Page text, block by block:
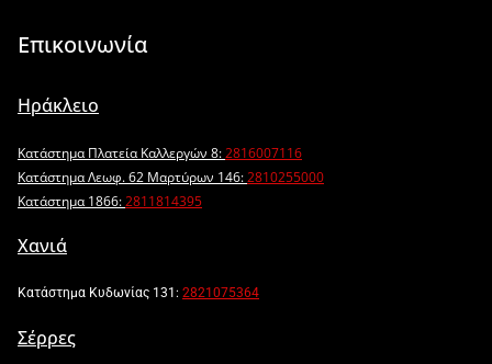
Επικοινωνία
Ηράκλειο
Κατάστημα Πλατεία Καλλεργών 8:2816007116
Κατάστημα Λεωφ. 62 Μαρτύρων 146:2810255000
Κατάστημα 1866:2811814395
Χανιά
Κατάστημα Κυδωνίας 131: 2821075364
Σέρρες